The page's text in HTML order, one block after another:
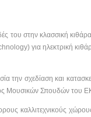
στην κλασσική
) για ηλεκτρική
σχεδίαση και
Μουσικών Σπουδών του
καλλιτεχνικούς